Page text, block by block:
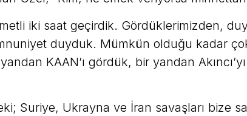
iki saat geçirdik. Gördüklerimizden,
duyduk. Mümkün olduğu kadar
KAAN’ı gördük, bir yandan
Suriye, Ukrayna ve İran savaşları bize